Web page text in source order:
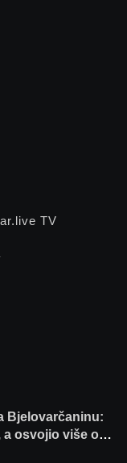
TV
Bjelovarčaninu:
a osvojio više od